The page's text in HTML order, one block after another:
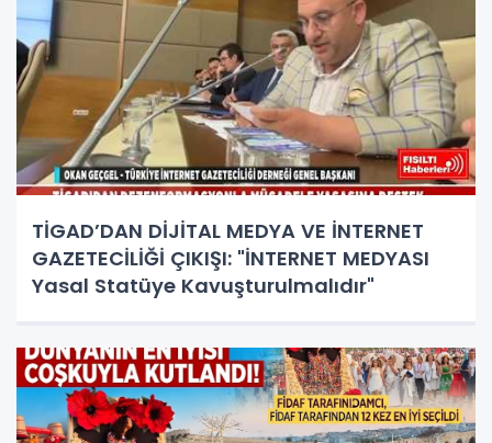
TİGAD’DAN DİJİTAL MEDYA VE İNTERNET
GAZETECİLİĞİ ÇIKIŞI: "İNTERNET MEDYASI
Yasal Statüye Kavuşturulmalıdır"